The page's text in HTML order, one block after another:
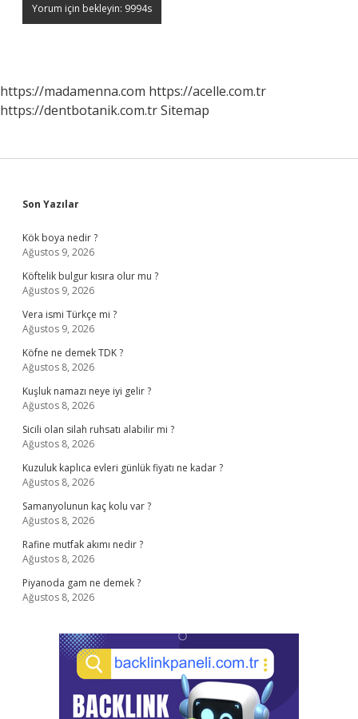
https://madamenna.com https://acelle.com.tr
https://dentbotanik.com.trSitemap
Sidebar
Son Yazılar
Kök boya nedir ?
Ağustos 9, 2026
Köftelik bulgur kısıra olur mu ?
Ağustos 9, 2026
Vera ismi Türkçe mi ?
Ağustos 9, 2026
Köfne ne demek TDK ?
Ağustos 8, 2026
Kuşluk namazı neye iyi gelir ?
Ağustos 8, 2026
Sicili olan silah ruhsatı alabilir mi ?
Ağustos 8, 2026
Kuzuluk kaplıca evleri günlük fiyatı ne kadar ?
Ağustos 8, 2026
Samanyolunun kaç kolu var ?
Ağustos 8, 2026
Rafine mutfak akımı nedir ?
Ağustos 8, 2026
Piyanoda gam ne demek ?
Ağustos 8, 2026